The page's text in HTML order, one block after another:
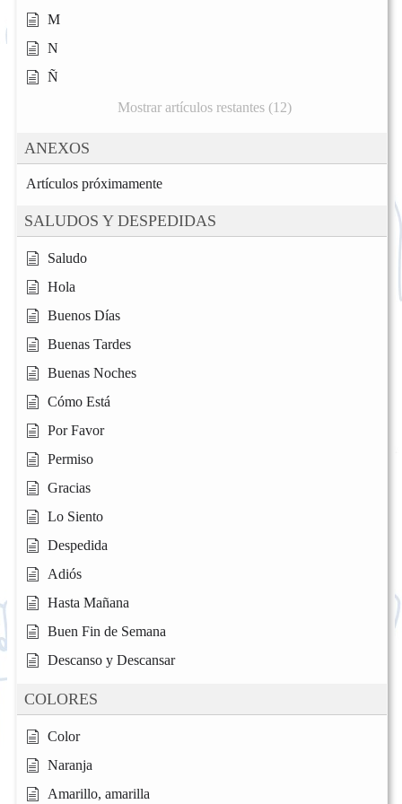
M
N
Ñ
Mostrar artículos restantes (12)
ANEXOS
Artículos próximamente
SALUDOS Y DESPEDIDAS
Saludo
Hola
Buenos Días
Buenas Tardes
Buenas Noches
Cómo Está
Por Favor
Permiso
Gracias
Lo Siento
Despedida
Adiós
Hasta Mañana
Buen Fin de Semana
Descanso y Descansar
COLORES
Color
Naranja
Amarillo, amarilla